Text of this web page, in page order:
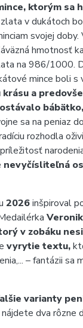
ktorým sa
v dukátoch
svojej doby.
hmotnosť
na 986/1000.
mince boli s
krásu a
sa na peniaz
rozhodla
nevyčísliteľná
2026inšpiroval
v zobáku
vyrytie textu,
– fantázii
varianty
nájdete dva rôzne